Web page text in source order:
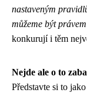
nastaveným
můžeme být
konkurují i těm
Nejde ale o to
Představte si to